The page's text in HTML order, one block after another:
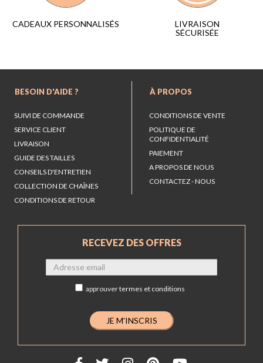
CADEAUX PERSONNALISÉS
LIVRAISON
SÉCURISÉE
BESOIN D'AIDE ?
SUIVI DE COMMANDE
SERVICE CLIENT
LIVRAISON
GUIDE DES TAILLES
CONSEILS D'ENTRETIEN
COLLECTION DE CHAÎNES
CONDITIONS DE RETOUR
À PROPOS
CONDITIONS DE VENTE
POLITIQUE DE
CONFIDENTIALITÉ
PAIEMENT
A PROPOS DE NOUS
CONTACTEZ - NOUS
RECEVEZ DES OFFRES
approuvertermes et conditions